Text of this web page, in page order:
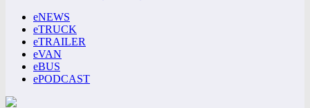
eNEWS
eTRUCK
eTRAILER
eVAN
eBUS
ePODCAST